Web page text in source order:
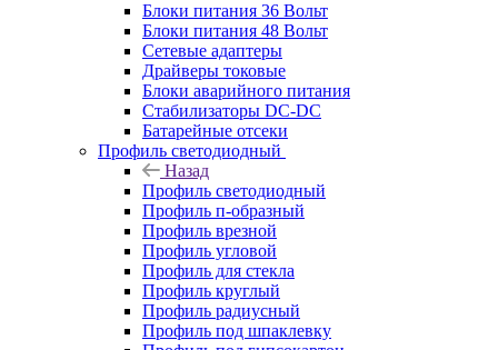
Блоки питания 36 Вольт
Блоки питания 48 Вольт
Сетевые адаптеры
Драйверы токовые
Блоки аварийного питания
Стабилизаторы DC-DC
Батарейные отсеки
Профиль светодиодный
Назад
Профиль светодиодный
Профиль п-образный
Профиль врезной
Профиль угловой
Профиль для стекла
Профиль круглый
Профиль радиусный
Профиль под шпаклевку